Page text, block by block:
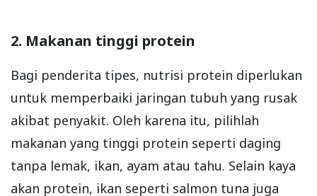
2. Makanan tinggi protein
Bagi penderita tipes, nutrisi protein diperlukan
untuk memperbaiki jaringan tubuh yang rusak
akibat penyakit. Oleh karena itu, pilihlah
makanan yang tinggi protein seperti daging
tanpa lemak, ikan, ayam atau tahu. Selain kaya
akan protein, ikan seperti salmon tuna juga